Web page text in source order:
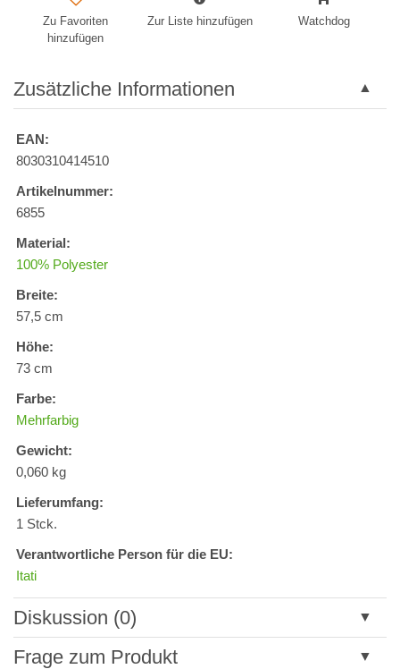
Zu Favoriten
hinzufügen
Zur Liste hinzufügen Watchdog
Zusätzliche Informationen
EAN:
8030310414510
Artikelnummer:
6855
Material:
100% Polyester
Breite:
57,5 cm
Höhe:
73 cm
Farbe:
Mehrfarbig
Gewicht:
0,060 kg
Lieferumfang:
1 Stck.
Verantwortliche Person für die EU:
Itati
Diskussion (0)
Neuer Kommentar
Frage zum Produkt